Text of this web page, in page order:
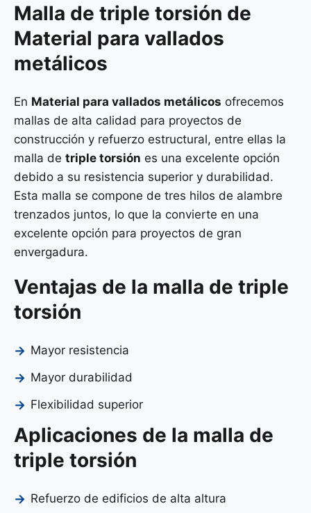
Malla de triple torsión de
Material para vallados
metálicos
En Material para vallados metálicos ofrecemos
mallas de alta calidad para proyectos de
construcción y refuerzo estructural, entre ellas la
malla de triple torsión es una excelente opción
debido a su resistencia superior y durabilidad.
Esta malla se compone de tres hilos de alambre
trenzados juntos, lo que la convierte en una
excelente opción para proyectos de gran
envergadura.
Ventajas de la malla de triple
torsión
Mayor resistencia
Mayor durabilidad
Flexibilidad superior
Aplicaciones de la malla de
triple torsión
Refuerzo de edificios de alta altura